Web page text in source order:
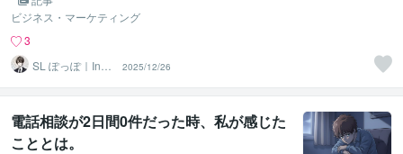
ビジネス・マーケティング
3
SL ぽっぽ｜Insta
gram運用代行
2025/12/26
電話相談が2日間0件だった時、私が感じた
こととは。